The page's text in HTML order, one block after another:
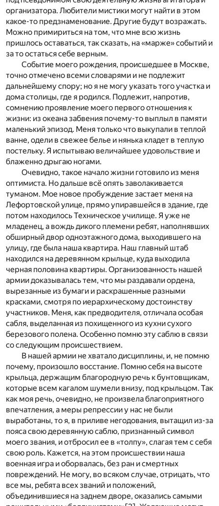
организатора. Любители мистики могут найти в этом
какое-то предзнаменование. Другие будут возражать.
Можно примириться на том, что мне всю жизнь
пришлось оставаться, так сказать, на «марже» событий и
за то остаться себе верным.
Событие моего рождения, происшедшее в Москве,
точно отмечено всеми словарями и не подлежит
дальнейшему спору; но я не могу указать того участка и
дома столицы, где я родился. Подлежит, напротив,
сомнению проявление моего первого отношения к
жизни: из океана забвения почему-то выплыл в памяти
маленький эпизод. Меня только что выкупали в теплой
ванне, одели в свежее белье и нянька кладет в теплую
постельку. Я испытываю величайшее удовольствие и
блаженно дрыгаю ногами.
Очевидно, такое начало жизни готовило из меня
оптимиста. Но дальше всё опять заволакивается
туманом. Мое новое пробуждение застает меня на
Лефортовской улице, прямо упиравшейся в здание, где
потом находилось Техническое училище. Я уже не
младенец, а вождь дикого племени ребят, наполнявших
обширный двор одноэтажного дома, выходившего на
улицу, где была наша квартира. Наш главный штаб
находился на деревянном крыльце, куда выходила
черная половина квартиры. Организованность нашей
армии доказывалась тем, что мы раздавали ордена,
вырезанные из бумаги и раскрашенные разными
красками, смотря по иерархическому достоинству
участников. Меня, как предводителя, отличала особая
сабля, выделанная из похищенного из кухни сухого
березового полена. Особенно помню эту саблю в связи
со следующим происшествием.
В нашей армии не хватало дисциплины, и, не помню
почему, произошло восстание. Помню себя на высоте
крыльца, держащим благородную речь к бунтовщикам,
которые всем кагалом шумели внизу, под крыльцом. Так
как моя речь, очевидно, не произвела благоприятного
впечатления, а меры репрессии у нас не были
выработаны, то я, в приливе негодования, вытащил из-за
пояса свою деревянную саблю, признанный символ
моего звания, и отбросил ее в «толпу», слагая тем с себя
свою роль. Кажется, на этом происшествии наша
военная игра и оборвалась, без ран и смертных
повреждений. Не могу, во всяком случае, отрицать, что
все мы, ребята всех званий и положений,
объединившиеся на заднем дворе, оказались самыми